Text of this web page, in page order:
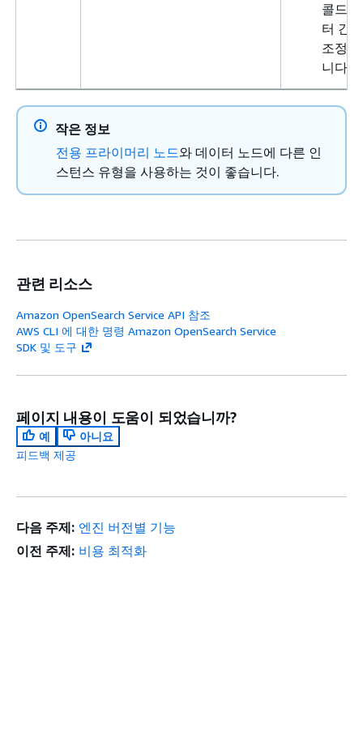
콜드
터 간
조정
니다.
작은 정보
전용 프라이머리 노드와 데이터 노드에 다른 인
스턴스 유형을 사용하는 것이 좋습니다.
관련 리소스
Amazon OpenSearch Service API 참조
AWS CLI 에 대한 명령 Amazon OpenSearch Service
SDK 및 도구
페이지 내용이 도움이 되었습니까?
예
아니요
피드백 제공
다음 주제: 엔진 버전별 기능
이전 주제: 비용 최적화